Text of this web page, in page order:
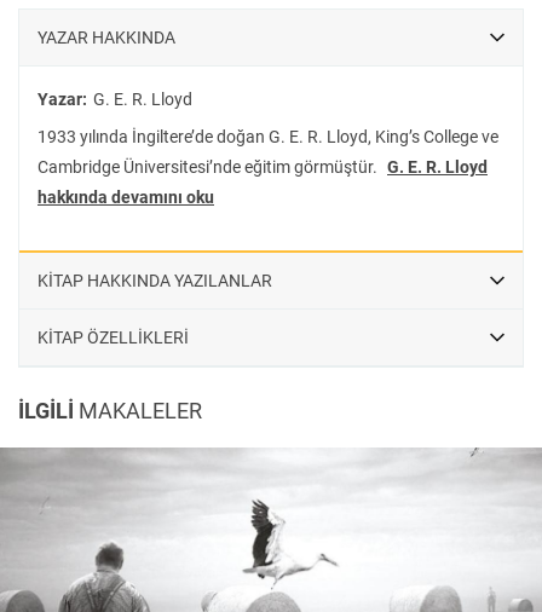
YAZAR HAKKINDA
Yazar: G. E. R. Lloyd
1933 yılında İngiltere’de doğan G. E. R. Lloyd, King’s College ve
Cambridge Üniversitesi’nde eğitim görmüştür. G. E. R. Lloyd
hakkında devamını oku
KİTAP HAKKINDA YAZILANLAR
KİTAP ÖZELLİKLERİ
İLGİLİ MAKALELER